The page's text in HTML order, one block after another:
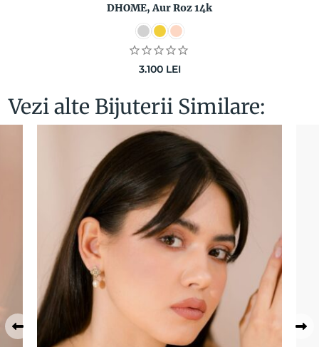
DHOME, Aur Roz 14k
3.100 LEI
Vezi alte Bijuterii Similare: